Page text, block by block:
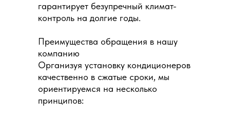
гарантирует безупречный климат-
контроль на долгие годы.
Преимущества обращения в нашу
компанию
Организуя установку кондиционеров
качественно в сжатые сроки, мы
ориентируемся на несколько
принципов: